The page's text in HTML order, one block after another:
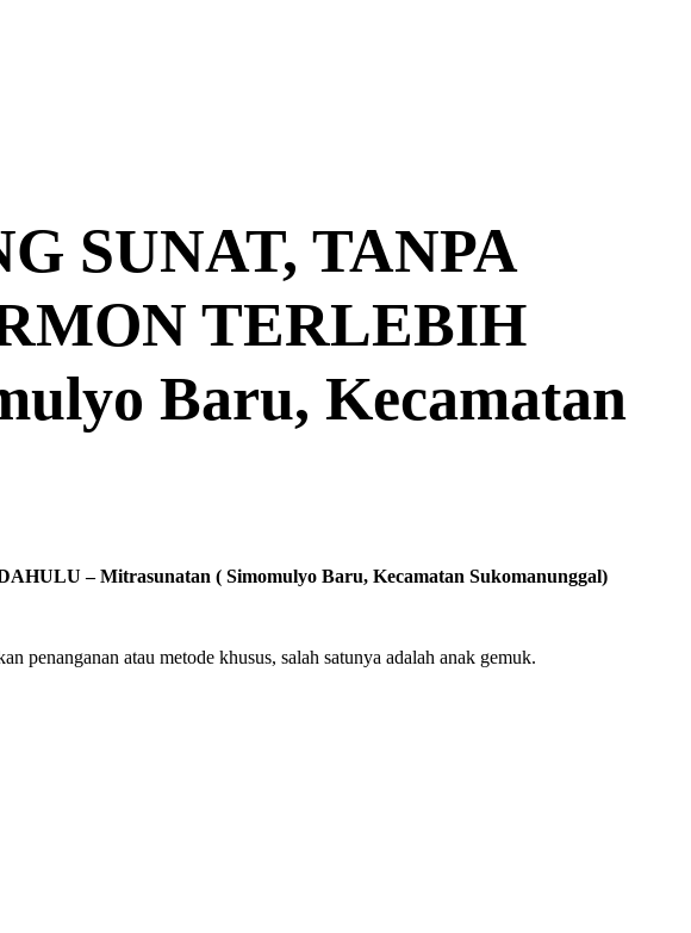
SUNAT, TANPA
TERLEBIH
Baru, Kecamatan
– Mitrasunatan ( Simomulyo Baru, Kecamatan Sukomanunggal)
penanganan atau metode khusus, salah satunya adalah anak gemuk.